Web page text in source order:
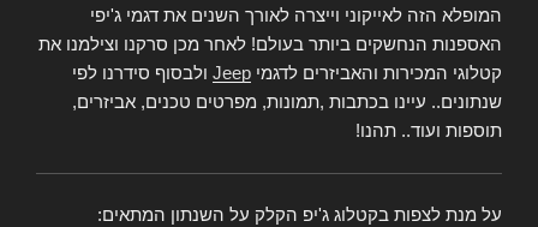
המופלא הזה לאייקוני וייצרה לאורך השנים את דגמי ג'יפי
האספנות הנחשקים ביותר בעולם! לאחר מכן סרקנו וצילמנו את
קטלוגי המכירות והאביזרים לדגמי Jeep ולבסוף סידרנו לפי
שנתונים.. עיינו בכתבות ,תמונות, מפרטים טכנים, אביזרים,
תוספות ועוד.. תהנו!
על מנת לצפות בקטלוג ג'יפ הקלק על השנתון המתאים: